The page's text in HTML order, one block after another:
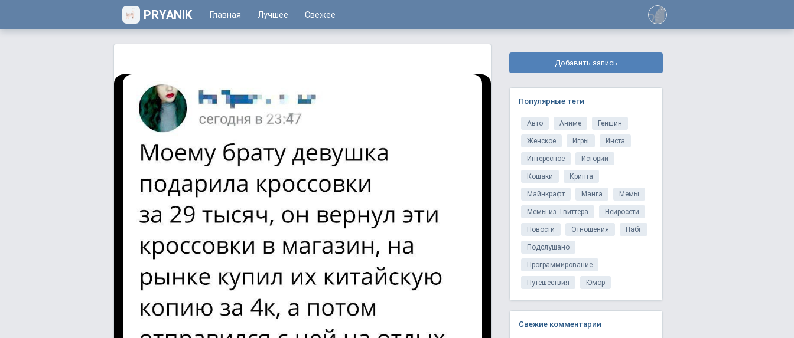
PRYANIK Главная Лучшее Свежее
Добавить запись
Популярные теги
Авто Аниме Геншин
Женское Игры Инста
Интересное Истории
Кошаки Крипта
Майнкрафт Манга Мемы
Мемы из Твиттера Нейросети
Новости Отношения Пабг
Подслушано
Программирование
Путешествия Юмор
Свежие комментарии